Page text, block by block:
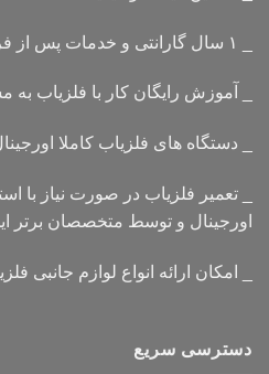
_ آموزش رایگان کار با فلزیاب به
_ دستگاه های فلزیاب کاملا
_ تعمیر فلزیاب در صورت نیاز با
اورجینال و توسط متخصصان برتر
_ امکان ارائه انواع لوازم جانبی
دسترسی سریع